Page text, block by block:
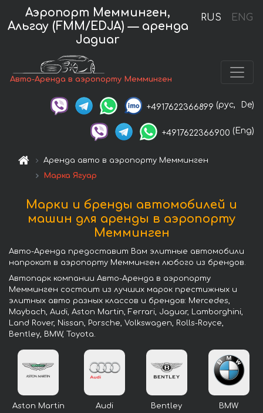
RUS ENG
Аэропорт Мемминген,
Альгау (FMM/EDJA) — аренда
Jaguar
Авто-Аренда в аэропорту Мемминген
+4917622366899 (рус, De)
+4917622366900 (Eng)
Аренда авто в аэропорту Мемминген
Марка Ягуар
Марки и бренды автомобилей и
машин для аренды в аэропорту
Мемминген
Авто-Аренда предоставит Вам элитные автомобили
напрокат в аэропорту Мемминген любого из брендов.
Автопарк компании Авто-Аренда в аэропорту
Мемминген состоит из лучших марок престижных и
элитных авто разных классов и брендов: Mercedes,
Maybach, Audi, Aston Martin, Ferrari, Jaguar, Lamborghini,
Land Rover, Nissan, Porsche, Volkswagen, Rolls-Royce,
Bentley, BMW, Toyota.
Aston Martin Audi Bentley BMW